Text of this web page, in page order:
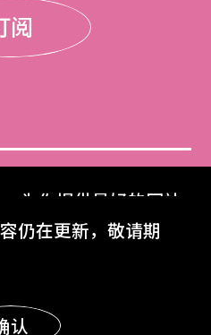
为你提供最好的网站
白
仍在更新，敬请期
认
阅